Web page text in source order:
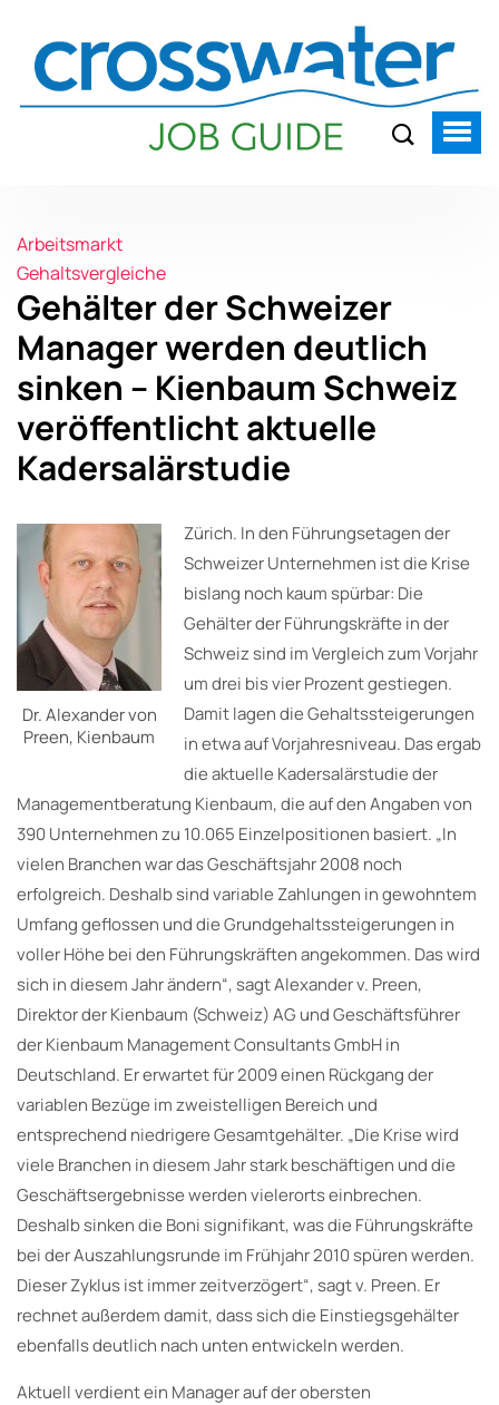
Arbeitsmarkt
Gehaltsvergleiche
Gehälter der Schweizer
Manager werden deutlich
sinken – Kienbaum Schweiz
veröffentlicht aktuelle
Kadersalärstudie
Dr. Alexander von
Preen, Kienbaum
Zürich. In den Führungsetagen der
Schweizer Unternehmen ist die Krise
bislang noch kaum spürbar: Die
Gehälter der Führungskräfte in der
Schweiz sind im Vergleich zum Vorjahr
um drei bis vier Prozent gestiegen.
Damit lagen die Gehaltssteigerungen
in etwa auf Vorjahresniveau. Das ergab
die aktuelle Kadersalärstudie der
Managementberatung Kienbaum, die auf den Angaben von
390 Unternehmen zu 10.065 Einzelpositionen basiert. „In
vielen Branchen war das Geschäftsjahr 2008 noch
erfolgreich. Deshalb sind variable Zahlungen in gewohntem
Umfang geflossen und die Grundgehaltssteigerungen in
voller Höhe bei den Führungskräften angekommen. Das wird
sich in diesem Jahr ändern“, sagt Alexander v. Preen,
Direktor der Kienbaum (Schweiz) AG und Geschäftsführer
der Kienbaum Management Consultants GmbH in
Deutschland. Er erwartet für 2009 einen Rückgang der
variablen Bezüge im zweistelligen Bereich und
entsprechend niedrigere Gesamtgehälter. „Die Krise wird
viele Branchen in diesem Jahr stark beschäftigen und die
Geschäftsergebnisse werden vielerorts einbrechen.
Deshalb sinken die Boni signifikant, was die Führungskräfte
bei der Auszahlungsrunde im Frühjahr 2010 spüren werden.
Dieser Zyklus ist immer zeitverzögert“, sagt v. Preen. Er
rechnet außerdem damit, dass sich die Einstiegsgehälter
ebenfalls deutlich nach unten entwickeln werden.
Aktuell verdient ein Manager auf der obersten